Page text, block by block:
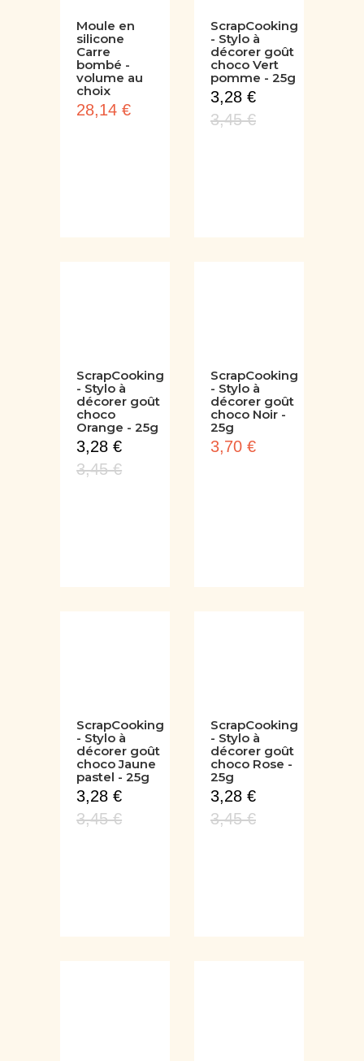
Moule en
silicone
Carre
bombé -
volume au
choix
ScrapCooking
- Stylo à
décorer goût
choco Vert
pomme - 25g
3,28 €
ScrapCooking
- Stylo à
décorer goût
choco
Orange - 25g
3,28 €
ScrapCooking
- Stylo à
décorer goût
choco Noir -
25g
ScrapCooking
- Stylo à
décorer goût
choco Jaune
pastel - 25g
3,28 €
ScrapCooking
- Stylo à
décorer goût
choco Rose -
25g
3,28 €